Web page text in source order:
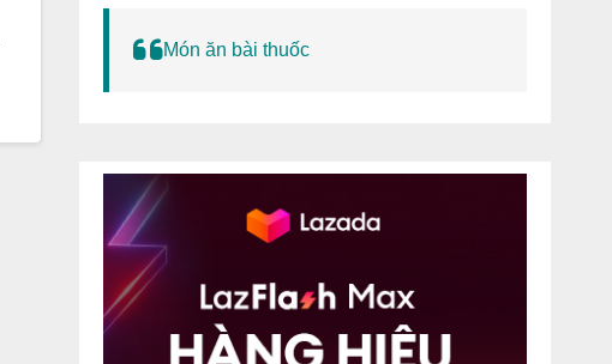
Món ăn bài thuốc